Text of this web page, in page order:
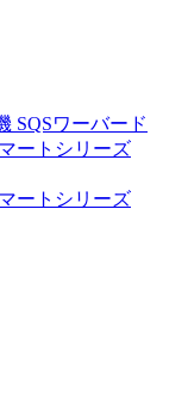
SQSワーバード
ートシリーズ
ートシリーズ